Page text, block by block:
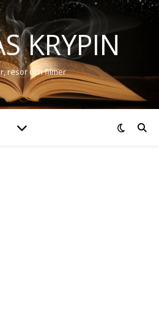
KRYPIN
resor och filmer